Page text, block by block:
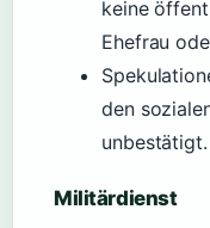
keine
Ehefrau
den
unbestätigt.
Militärdienst